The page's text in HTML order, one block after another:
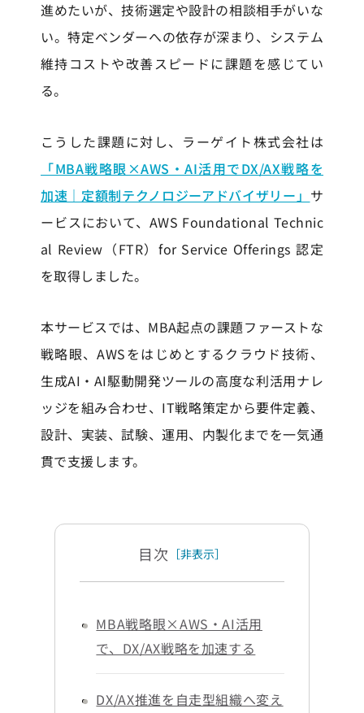
進めたいが、技術選定や設計の相談相手がいな
い。特定ベンダーへの依存が深まり、システム
維持コストや改善スピードに課題を感じてい
る。
こうした課題に対し、ラーゲイト株式会社は
「MBA戦略眼×AWS・AI活用でDX/AX戦略を
加速｜定額制テクノロジーアドバイザリー」 サ
ービスにおいて、AWS Foundational Technic
al Review（FTR）for Service Offerings 認定
を取得しました。
本サービスでは、MBA起点の課題ファーストな
戦略眼、AWSをはじめとするクラウド技術、
生成AI・AI駆動開発ツールの高度な利活用ナレ
ッジを組み合わせ、IT戦略策定から要件定義、
設計、実装、試験、運用、内製化までを一気通
貫で支援します。
目次 ［非表示］
MBA戦略眼×AWS・AI活用
で、DX/AX戦略を加速する
DX/AX推進を自走型組織へ変え